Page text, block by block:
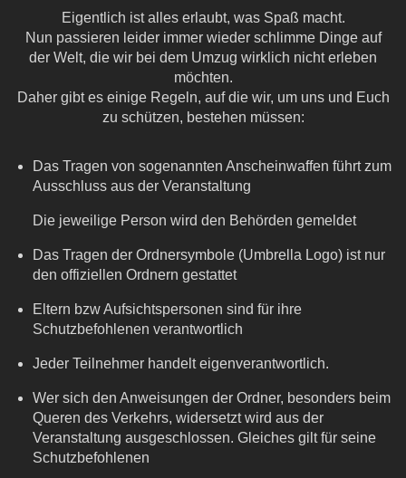
Eigentlich ist alles erlaubt, was Spaß macht.
Nun passieren leider immer wieder schlimme Dinge auf
der Welt, die wir bei dem Umzug wirklich nicht erleben
möchten.
Daher gibt es einige Regeln, auf die wir, um uns und Euch
zu schützen, bestehen müssen:
Das Tragen von sogenannten Anscheinwaffen führt zum
Ausschluss aus der Veranstaltung
Die jeweilige Person wird den Behörden gemeldet
Das Tragen der Ordnersymbole (Umbrella Logo) ist nur
den offiziellen Ordnern gestattet
Eltern bzw Aufsichtspersonen sind für ihre
Schutzbefohlenen verantwortlich
Jeder Teilnehmer handelt eigenverantwortlich.
Wer sich den Anweisungen der Ordner, besonders beim
Queren des Verkehrs, widersetzt wird aus der
Veranstaltung ausgeschlossen. Gleiches gilt für seine
Schutzbefohlenen